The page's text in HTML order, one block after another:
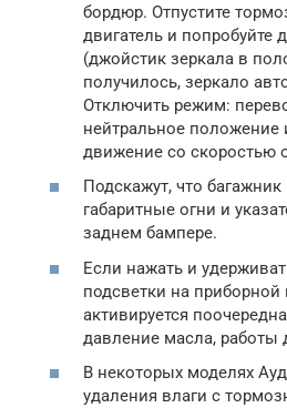
бордюр. Отпустите
двигатель и попробуйте
(джойстик зеркала в
получилось, зеркало
Отключить режим:
нейтральное положение
движение со скоростью
Подскажут, что
габаритные огни и
заднем бампере.
Если нажать и
подсветки на приборной
активируется
давление масла, работы
В некоторых моделях
удаления влаги с